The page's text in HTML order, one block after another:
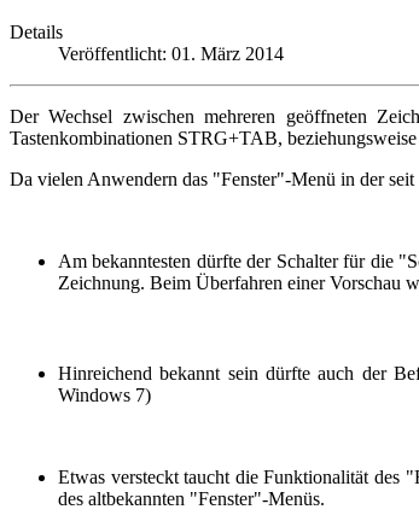
Details
Veröffentlicht: 01. März 2014
Der Wechsel zwischen mehreren geöffneten
Tastenkombinationen STRG+TAB,
Da vielen Anwendern das "Fenster"-Menü in der
Am bekanntesten dürfte der Schalter für die
Zeichnung. Beim Überfahren einer Vorschau
Hinreichend bekannt sein dürfte auch der
Windows 7)
Etwas versteckt taucht die Funktionalität des
des altbekannten "Fenster"-Menüs.